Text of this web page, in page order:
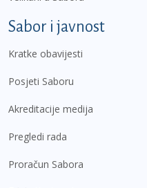
Sabor i javnost
Kratke obavijesti
Posjeti Saboru
Akreditacije medija
Pregledi rada
Proračun Sabora